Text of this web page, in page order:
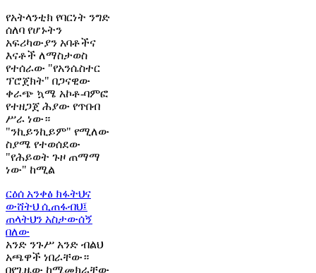
የአትላንቲክ የባርነት ንግድ
ሰለባ የሆኑትን
አፍሪካውያን አባቶችና
እናቶች ለማስታወስ
የተሰራው "የአንሴስተር
ፕሮጀክት" በጋናዊው
ቀራጭ ኳሜ አኮቶ-ባምፎ
የተዘጋጀ ሕያው የጥበብ
ሥራ ነው።
"ንኪይንኪይም" የሚለው
ስያሜ የተወሰደው
"የሕይወት ጉዞ ጠማማ
ነው" ከሚል
ርዕሰ አንቀፅ ክፋትህና
ውሸትህ ሲጠፋብህ፤
ጠላትህን አስታውሰኝ
በለው
አንድ ንጉሥ አንድ ብልህ
አጫዋች ነበራቸው።
በየጊዜው ከሚመክራቸው